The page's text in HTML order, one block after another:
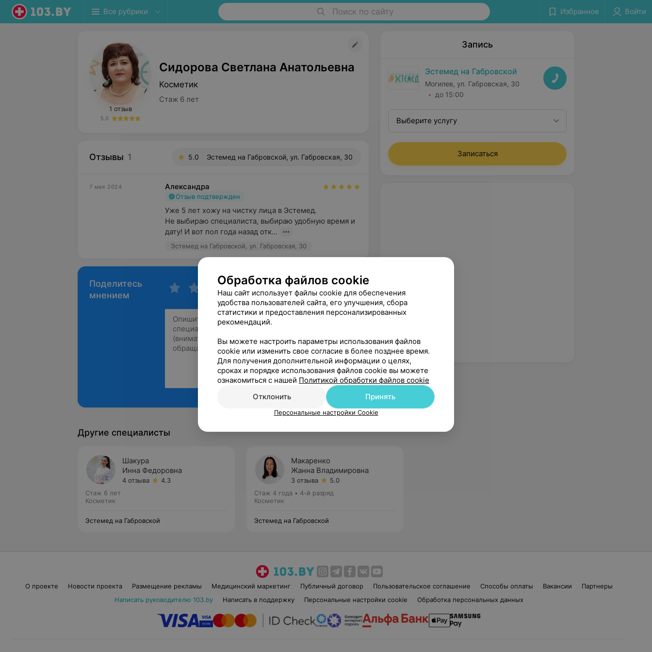
Все рубрики Поиск по сайту Избранное Войти
1 отзыв
5.0
Сидорова Светлана Анатольевна
Косметик
Стаж 6 лет
Отзывы 1 5.0 Эстемед на Габровской, ул. Габровская, 30
7 мая 2024 Александра
Отзыв подтвержден
Уже 5 лет хожу на чистку лица в Эстемед.
Не выбираю специалиста, выбираю удобную время и
дату! И вот пол года назад отк...
Эстемед на Габровской, ул. Габровская, 30
Поделитесь
мнением
Рекомендую
Запись
Эстемед на Габровской
Могилев, ул. Габровская, 30
до 15:00
Выберите услугу
Записаться
Другие специалисты
Шакура
Инна Федоровна
4 отзыва
4.3
Стаж 6 лет
Косметик
Эстемед на Габровской
Макаренко
Жанна Владимировна
3 отзыва
5.0
Стаж 4 года • 4-й разряд
Косметик
Эстемед на Габровской
О проекте Новости проекта Размещение рекламы Медицинский маркетинг Публичный договор Пользовательское соглашение Способы оплаты Вакансии
Партнеры
Написать руководителю 103.by
Написать в поддержку Персональные настройки cookie Обработка персональных данных
Обработка файлов cookie
Наш сайт использует файлы cookie для обеспечения
удобства пользователей сайта, его улучшения, сбора
статистики и предоставления персонализированных
рекомендаций.
Вы можете настроить параметры использования файлов
cookie или изменить свое согласие в более позднее время.
Для получения дополнительной информации о целях,
сроках и порядке использования файлов cookie вы можете
ознакомиться с нашей Политикой обработки файлов cookie
Отклонить
Принять
Персональные настройки Cookie